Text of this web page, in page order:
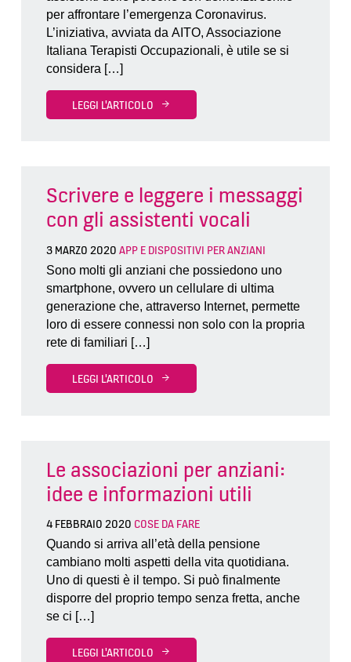
per affrontare l’emergenza Coronavirus.
L’iniziativa, avviata da AITO, Associazione
Italiana Terapisti Occupazionali, è utile se si
considera […]
LEGGI L'ARTICOLO
Scrivere e leggere i messaggi
con gli assistenti vocali
3 MARZO 2020 APP E DISPOSITIVI PER ANZIANI
Sono molti gli anziani che possiedono uno
smartphone, ovvero un cellulare di ultima
generazione che, attraverso Internet, permette
loro di essere connessi non solo con la propria
rete di familiari […]
LEGGI L'ARTICOLO
Le associazioni per anziani:
idee e informazioni utili
4 FEBBRAIO 2020 COSE DA FARE
Quando si arriva all’età della pensione
cambiano molti aspetti della vita quotidiana.
Uno di questi è il tempo. Si può finalmente
disporre del proprio tempo senza fretta, anche
se ci […]
LEGGI L'ARTICOLO